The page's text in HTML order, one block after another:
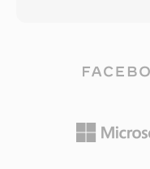
Format, tam
fazla video ve
Meta veri
dinleme hem
güçlü
talepleri